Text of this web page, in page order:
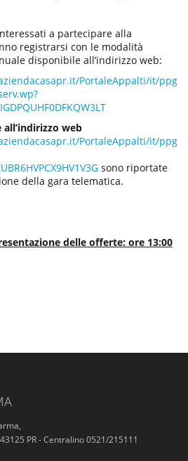
a partecipare alla
registrarsi con le modalità
disponibile all’indirizzo web:
PortaleAppalti/it/ppg
web
PortaleAppalti/it/ppg
sono riportate
della gara telematica.
delle offerte: ore 13:00
PR - Centralino 0521/215111